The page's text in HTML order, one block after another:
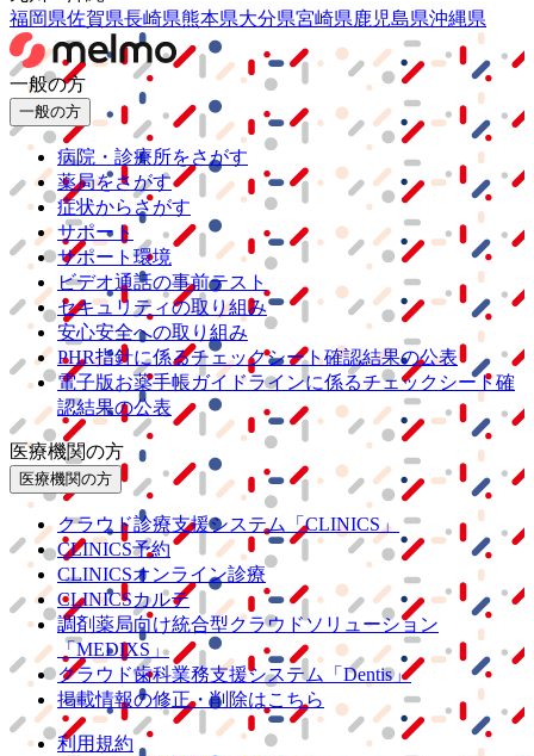
福岡県佐賀県長崎県熊本県大分県宮崎県鹿児島県沖縄県
一般の方
一般の方
病院・診療所をさがす
薬局をさがす
症状からさがす
サポート
サポート環境
ビデオ通話の事前テスト
セキュリティの取り組み
安心安全への取り組み
PHR指針に係るチェックシート確認結果の公表
電子版お薬手帳ガイドラインに係るチェックシート確
認結果の公表
医療機関の方
医療機関の方
クラウド診療支援システム
「CLINICS」
CLINICS予約
CLINICSオンライン診療
CLINICSカルテ
調剤薬局向け統合型クラウドソリューション
「MEDIXS」
クラウド歯科業務支援システム
「Dentis」
掲載情報の修正・削除はこちら
利用規約